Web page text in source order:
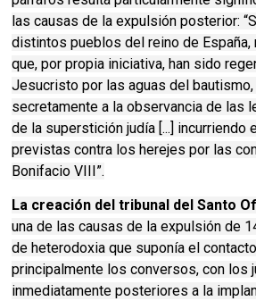
las causas de la expulsión posterior:
distintos pueblos del reino de España,
que, por propia iniciativa, han sido
Jesucristo por las aguas del bautismo,
secretamente a la observancia de las
de la superstición judía [...] incurriendo
previstas contra los herejes por las
Bonifacio VIII”.
La creación del tribunal del Santo
una de las causas de la expulsión de
de heterodoxia que suponía el
principalmente los conversos, con los
inmediatamente posteriores a la